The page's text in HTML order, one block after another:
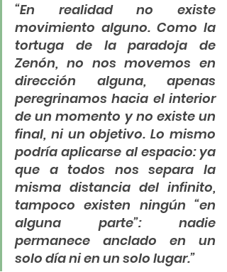
“En realidad no existe
movimiento alguno. Como la
tortuga de la paradoja de
Zenón, no nos movemos en
dirección alguna, apenas
peregrinamos hacia el interior
de un momento y no existe un
final, ni un objetivo. Lo mismo
podría aplicarse al espacio: ya
que a todos nos separa la
misma distancia del infinito,
tampoco existen ningún “en
alguna parte”: nadie
permanece anclado en un
solo día ni en un solo lugar.”